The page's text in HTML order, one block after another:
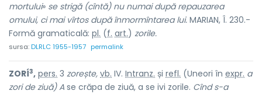
mortului» se strigă (cîntă) nu numai după repauzarea
omului, ci mai vîrtos după înmormîntarea lui. MARIAN, Î. 230.-
Formă gramaticală: pl. (f. art.) zorile.
sursa:DLRLC 1955-1957 permalink
ZORÍ3, pers. 3 zorește, vb. IV. Intranz. și refl. (Uneori în expr. a
zori de ziuă) A se crăpa de ziuă, a se ivi zorile. Cînd s-a